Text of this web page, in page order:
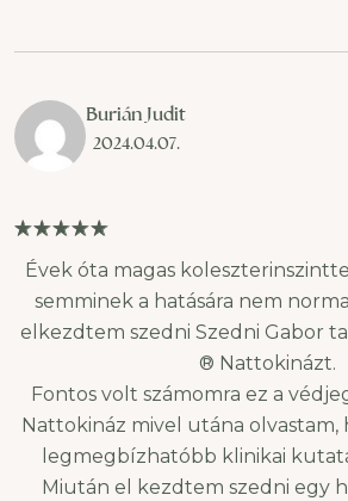
Burián Judit
2024.04.07.
Évek óta magas
semminek a hatására nem
elkezdtem szedni Szedni Gabor
® Nattokinázt.
Fontos volt számomra ez a
Nattokináz mivel utána olvastam,
legmegbízhatóbb klinikai
Miután el kezdtem szedni egy